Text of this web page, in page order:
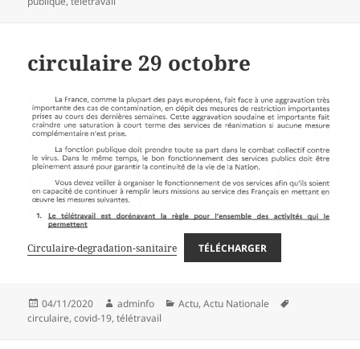
circulaire 29 octobre
Circulaire-degradation-sanitaire TÉLÉCHARGER
Publié
le
04/11/2020 Auteur
adminfo Catégories
Actu,Actu Nationale
circulaire,covid-19,télétravail